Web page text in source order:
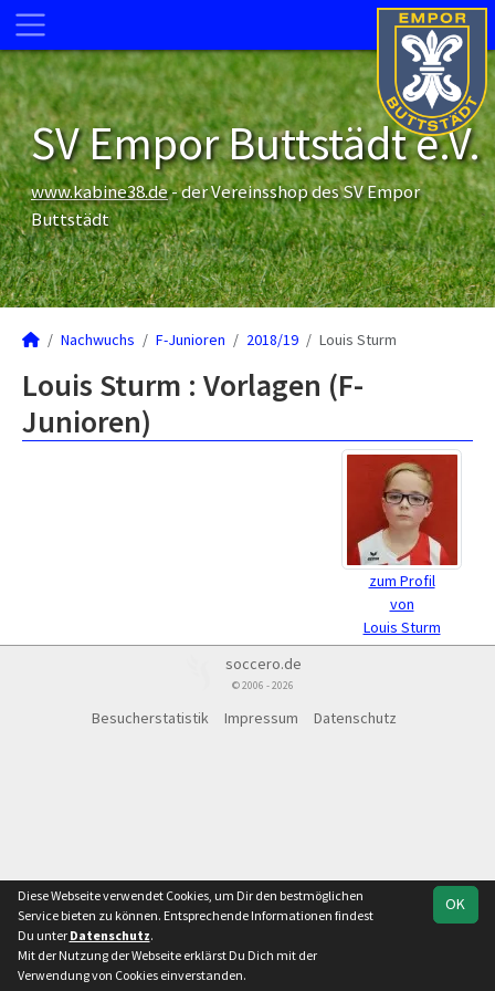
SV Empor Buttstädt e.V.
www.kabine38.de- der Vereinsshop des SV Empor
Buttstädt
Nachwuchs F-Junioren 2018/19 Louis Sturm
Louis Sturm : Vorlagen (F-
Junioren)
zum Profil
von
Louis Sturm
soccero.de
© 2006 - 2026
Besucherstatistik Impressum Datenschutz
OK
Diese Webseite verwendet Cookies, um Dir den bestmöglichen
Service bieten zu können. Entsprechende Informationen findest
Du unter Datenschutz.
Mit der Nutzung der Webseite erklärst Du Dich mit der
Verwendung von Cookies einverstanden.